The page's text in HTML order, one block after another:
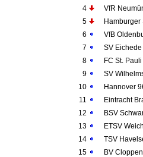
4
VfR
5
Hamburger
6
VfB
7
SV Eichede
8
FC St. Pauli II
9
SV
10
Hannover 96
11
Eintracht
12
BSV
13
ETSV
14
TSV
15
BV